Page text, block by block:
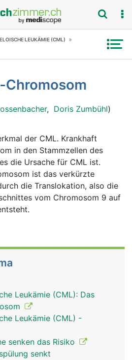
LEUKÄMIE (CML)
Chromosom
, Doris Zumbühl)
der CML. Krankhaft
in den Stammzellen des
die Ursache für CML ist.
ist das verkürzte
die Translokation, also die
vom Chromosom 9 auf
Leukämie (CML): Das
Leukämie (CML) -
senken das Risiko
senkt